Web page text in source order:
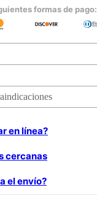
formas de pago:
en línea?
cercanas
el envío?